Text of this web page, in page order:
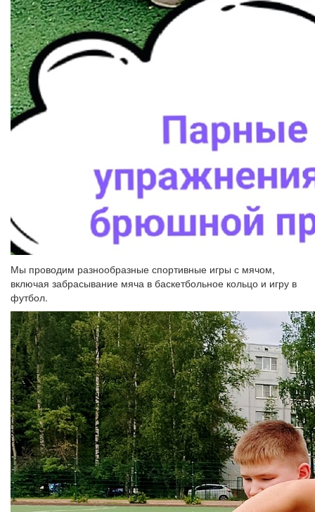
Мы проводим разнообразные спортивные игры с мячом,
включая забрасывание мяча в баскетбольное кольцо и игру в
футбол.